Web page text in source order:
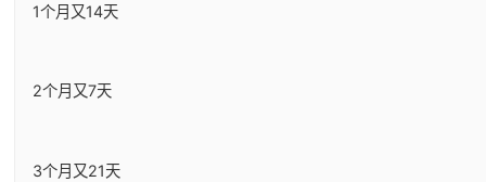
1个月又14天
2个月又7天
3个月又21天